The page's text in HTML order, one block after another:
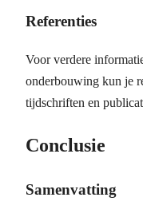
Referenties
Voor verdere
onderbouwing kun je
tijdschriften en
Conclusie
Samenvatting